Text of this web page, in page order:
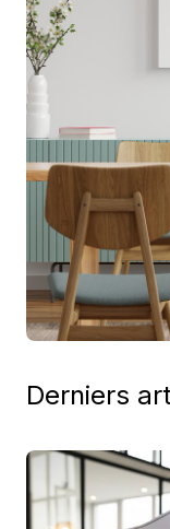
Derniers